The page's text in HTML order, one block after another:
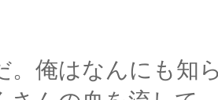
。俺はなんにも知